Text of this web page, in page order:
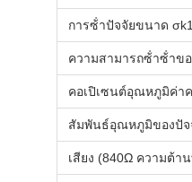
การซ้ําปัจจัยขนาด
ความสามารถซ้ําซ้ําข
คอเปิเซนต์อุณหภูมิค่า
สัมพันธ์อุณหภูมิของปั
เสียง (840Ω ความต้า